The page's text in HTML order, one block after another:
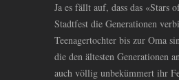
Ja es fällt auf, dass das «Stars
Stadtfest die Generationen
Teenagertochter bis zur Oma
die den ältesten Generationen
auch völlig unbekümmert ihr